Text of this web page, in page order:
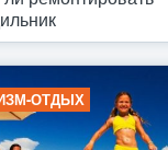
ОТДЫХ